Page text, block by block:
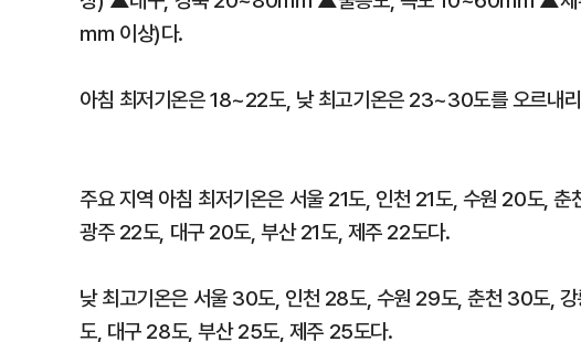
㎜ 이상)다.
아침 최저기온은 18~22도, 낮 최고기온은 23~30도를 오르내
주요 지역 아침 최저기온은 서울 21도, 인천 21도, 수원 20도,
광주 22도, 대구 20도, 부산 21도, 제주 22도다.
낮 최고기온은 서울 30도, 인천 28도, 수원 29도, 춘천 30도,
도, 대구 28도, 부산 25도, 제주 25도다.